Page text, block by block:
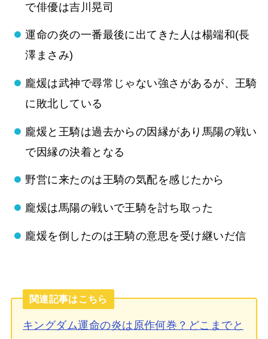
で俳優は吉川晃司
運命の炎の一番最後に出てきた人は楊端和(長
澤まさみ)
龐煖は武神で尋常じゃない強さがあるが、王騎
に敗北している
龐煖と王騎は過去からの因縁があり馬陽の戦い
で因縁の決着となる
野営に来たのは王騎の気配を感じたから
龐煖は馬陽の戦いで王騎を討ち取った
龐煖を倒したのは王騎の意思を受け継いだ信
関連記事はこちら
キングダム運命の炎は原作何巻？どこまでと